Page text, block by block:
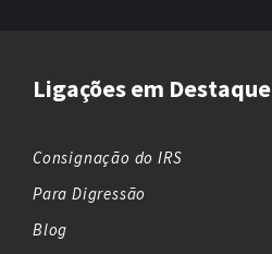
Ligações em Destaque
Consignação do IRS
Para Digressão
Blog